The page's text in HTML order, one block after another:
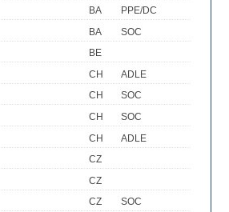
BA
PPE/DC
BA
SOC
BE
CH
ADLE
CH
SOC
CH
SOC
CH
ADLE
CZ
CZ
CZ
SOC